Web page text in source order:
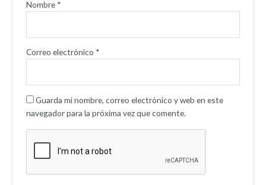
Nombre *
Correo electrónico *
Guarda mi nombre, correo electrónico y web en este
navegador para la próxima vez que comente.